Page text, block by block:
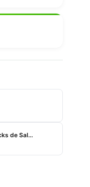
Mediterranean Natural Serrano Snacks de Salmón y Atún